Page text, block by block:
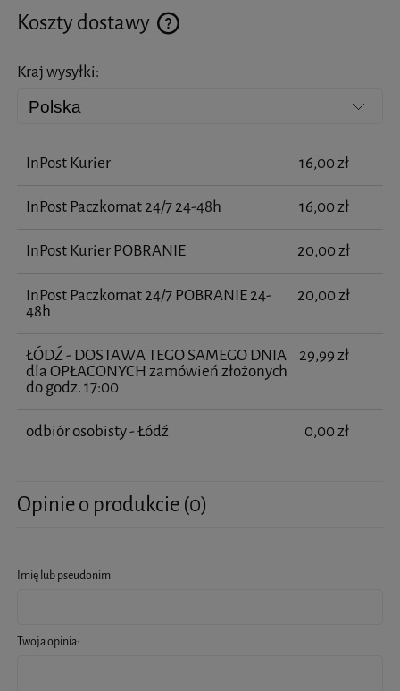
Koszty dostawy
Cena nie zawiera ewentualnych kosztów płatności
Kraj wysyłki:
InPost Kurier 16,00 zł
InPost Paczkomat 24/7 24-48h 16,00 zł
InPost Kurier POBRANIE 20,00 zł
InPost Paczkomat 24/7 POBRANIE 24-
48h
20,00 zł
ŁÓDŹ - DOSTAWA TEGO SAMEGO DNIA
dla OPŁACONYCH zamówień złożonych
do godz. 17:00
29,99 zł
odbiór osobisty - Łódź 0,00 zł
Opinie o produkcie (0)
Imię lub pseudonim:
Twoja opinia: